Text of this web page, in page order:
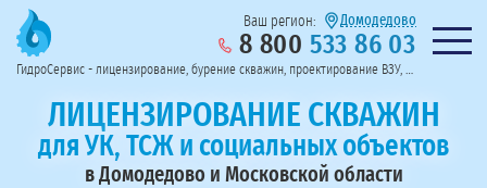
Предоставим полный пакет документов
Пригласить в тендер
Колл-центр на связи с 9:00 до 19:00
Перезвоните мне!
Ваш регион: Домодедово
8 800 533 86 03 Нужна
ГидроСервис - лицензирование, бурение скважин, проектирование ВЗУ, системы водоподготовки
ЛИЦЕНЗИРОВАНИЕ СКВАЖИН
для УК, ТСЖ и социальных объектов
в Домодедово и Московской области